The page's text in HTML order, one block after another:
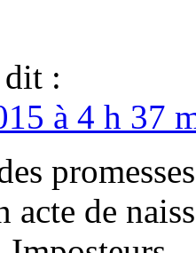
dit :
à 4 h 37
acte de